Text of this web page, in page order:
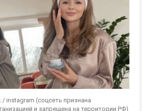
instagram (соцсеть признана
и запрещена на территории РФ)